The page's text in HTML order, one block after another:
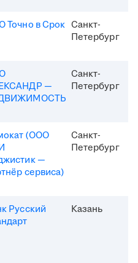
Точно в Срок Санкт-
Петербург
—
Санкт-
Петербург
(ООО
—
сервиса)
Санкт-
Петербург
Русский
Казань